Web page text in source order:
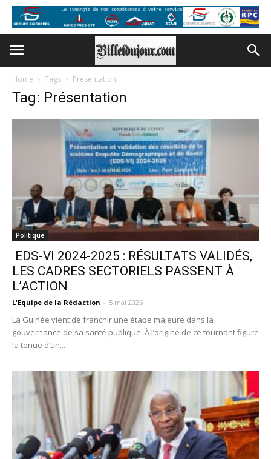
Home Tags Présentation
Tag: Présentation
Politique
EDS-VI 2024-2025 : RÉSULTATS VALIDÉS,
LES CADRES SECTORIELS PASSENT À
L’ACTION
L'Equipe de la Rédaction - 5 mai 2026
La Guinée vient de franchir une étape majeure dans la
gouvernance de sa santé publique. À l’origine de ce tournant figure
la tenue d’un...